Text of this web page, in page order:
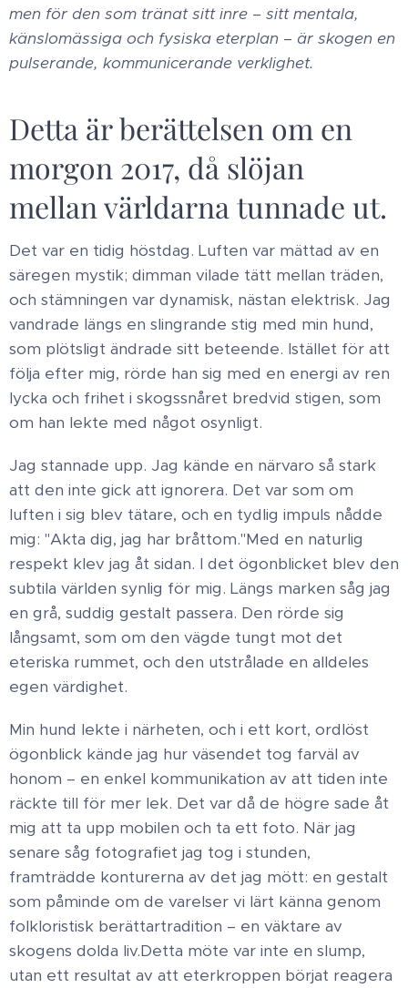
men för den som tränat sitt inre – sitt mentala,
känslomässiga och fysiska eterplan – är skogen en
pulserande, kommunicerande verklighet. ​
Detta är berättelsen om en
morgon 2017, då slöjan
mellan världarna tunnade ut. ​
Det var en tidig höstdag. Luften var mättad av en
säregen mystik; dimman vilade tätt mellan träden,
och stämningen var dynamisk, nästan elektrisk. Jag
vandrade längs en slingrande stig med min hund,
som plötsligt ändrade sitt beteende. Istället för att
följa efter mig, rörde han sig med en energi av ren
lycka och frihet i skogssnåret bredvid stigen, som
om han lekte med något osynligt. ​
Jag stannade upp. Jag kände en närvaro så stark
att den inte gick att ignorera. Det var som om
luften i sig blev tätare, och en tydlig impuls nådde
mig: "Akta dig, jag har bråttom." ​Med en naturlig
respekt klev jag åt sidan. I det ögonblicket blev den
subtila världen synlig för mig. Längs marken såg jag
en grå, suddig gestalt passera. Den rörde sig
långsamt, som om den vägde tungt mot det
eteriska rummet, och den utstrålade en alldeles
egen värdighet.
Min hund lekte i närheten, och i ett kort, ordlöst
ögonblick kände jag hur väsendet tog farväl av
honom – en enkel kommunikation av att tiden inte
räckte till för mer lek. ​ Det var då de högre sade åt
mig att ta upp mobilen och ta ett foto. När jag
senare såg fotografiet jag tog i stunden,
framträdde konturerna av det jag mött: en gestalt
som påminde om de varelser vi lärt känna genom
folkloristisk berättartradition – en väktare av
skogens dolda liv. ​Detta möte var inte en slump,
utan ett resultat av att eterkroppen börjat reagera